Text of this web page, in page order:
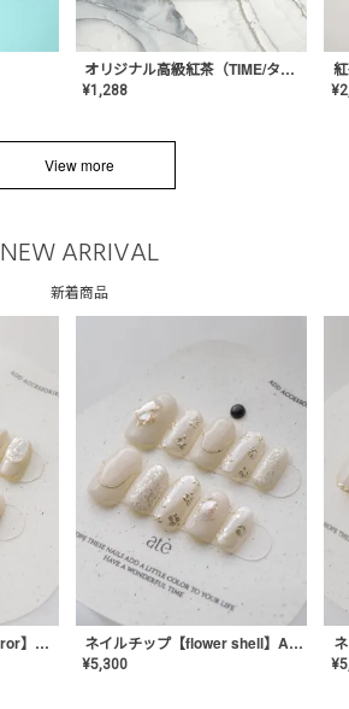
オリジナル高級紅茶（TIME/タイム）【ギフト/プチギフト/プレゼント/内祝い/結婚式/オリジナル配合/高品質/ハーブティー/茶葉/記念日/お返し/手土産/美容/おしゃれ】
¥1,288 ¥
View more
NEW ARRIVAL
新着商品
ネイルチップ【wave mirror】AE-CONA-04 ネイルチップ【flower shell】AE-CONA-03
¥5,300 ¥